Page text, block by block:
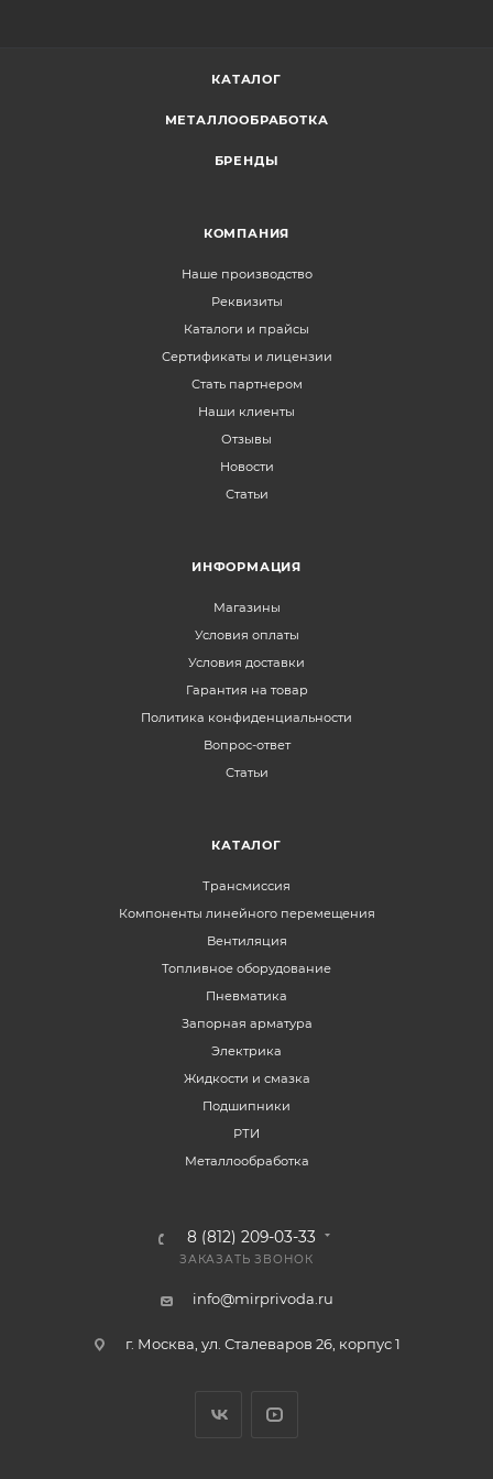
КАТАЛОГ
МЕТАЛЛООБРАБОТКА
БРЕНДЫ
КОМПАНИЯ
Наше производство
Реквизиты
Каталоги и прайсы
Сертификаты и лицензии
Стать партнером
Наши клиенты
Отзывы
Новости
Статьи
ИНФОРМАЦИЯ
Магазины
Условия оплаты
Условия доставки
Гарантия на товар
Политика конфиденциальности
Вопрос-ответ
Статьи
КАТАЛОГ
Трансмиссия
Компоненты линейного перемещения
Вентиляция
Топливное оборудование
Пневматика
Запорная арматура
Электрика
Жидкости и смазка
Подшипники
РТИ
Металлообработка
8 (812) 209-03-33
ЗАКАЗАТЬ ЗВОНОК
info@mirprivoda.ru
г. Москва, ул. Сталеваров 26, корпус 1